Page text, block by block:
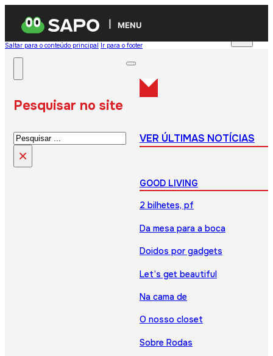
MENU
Saltar para o conteúdo principal Ir para o footer
Pesquisar no site
Pesquisar
×
VER ÚLTIMAS NOTÍCIAS
GOOD LIVING
2 bilhetes, pf
Da mesa para a boca
Doidos por gadgets
Let’s get beautiful
Na cama de
O nosso closet
Sobre Rodas